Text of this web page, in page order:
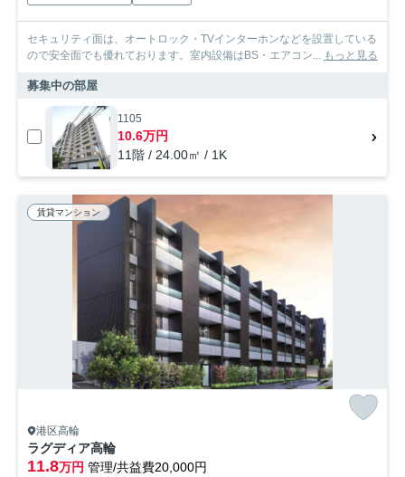
セキュリティ面は、オートロック・TVインターホンなどを設置している
ので安全面でも優れております。室内設備はBS・エアコン... もっと見る
募集中の部屋
1105
10.6万円
11階 / 24.00㎡ / 1K
賃貸マンション
港区高輪
ラグディア高輪
11.8万円 管理/共益費20,000円